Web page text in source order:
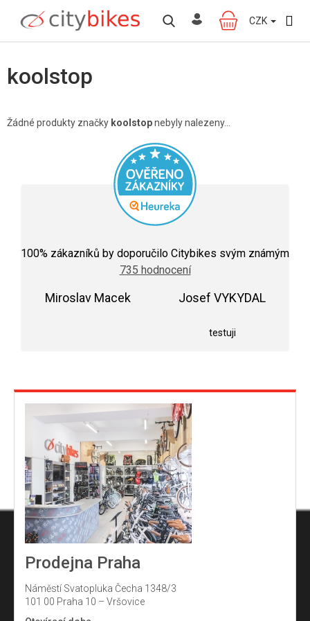
obsah
NÁKUPNÍ
KOŠÍK
CZK
koolstop
Žádné produkty značky koolstopnebyly nalezeny...
hodnocení
obchodu
je
100% zákazníků by doporučilo Citybikes svým známým
735 hodnocení
Miroslav Macek Josef VYKYDAL
testuji
Prodejna Praha
Náměstí Svatopluka Čecha 1348/3
101 00 Praha 10 – Vršovice